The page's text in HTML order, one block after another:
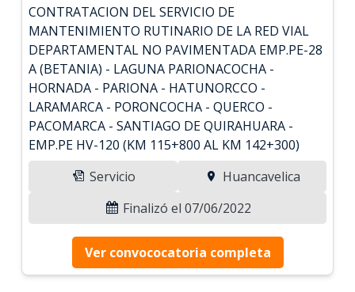
CONTRATACION DEL SERVICIO DE
MANTENIMIENTO RUTINARIO DE LA RED VIAL
DEPARTAMENTAL NO PAVIMENTADA EMP.PE-28
A (BETANIA) - LAGUNA PARIONACOCHA -
HORNADA - PARIONA - HATUNORCCO -
LARAMARCA - PORONCOCHA - QUERCO -
PACOMARCA - SANTIAGO DE QUIRAHUARA -
EMP.PE HV-120 (KM 115+800 AL KM 142+300)
Servicio
Huancavelica
Finalizó el 07/06/2022
Ver convococatoria completa